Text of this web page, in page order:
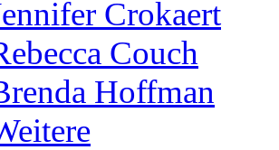
Crokaert
Couch
Hoffman